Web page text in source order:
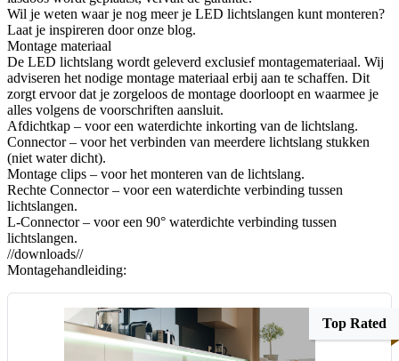
Wil je weten waar je nog meer je LED lichtslangen kunt monteren?
Laat je inspireren door onze blog.
Montage materiaal
De LED lichtslang wordt geleverd exclusief montagemateriaal. Wij
adviseren het nodige montage materiaal erbij aan te schaffen. Dit
zorgt ervoor dat je zorgeloos de montage doorloopt en waarmee je
alles volgens de voorschriften aansluit.
Afdichtkap – voor een waterdichte inkorting van de lichtslang.
Connector – voor het verbinden van meerdere lichtslang stukken
(niet water dicht).
Montage clips – voor het monteren van de lichtslang.
Rechte Connector – voor een waterdichte verbinding tussen
lichtslangen.
L-Connector – voor een 90° waterdichte verbinding tussen
lichtslangen.
//downloads//
Montagehandleiding:
Top Rated